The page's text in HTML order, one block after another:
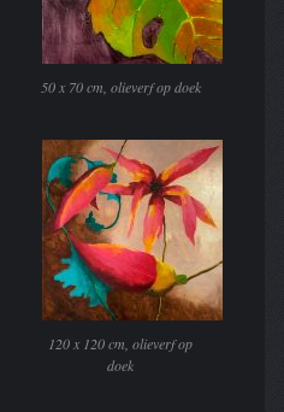
50 x 70 cm, olieverf op doek
120 x 120 cm, olieverf op
doek